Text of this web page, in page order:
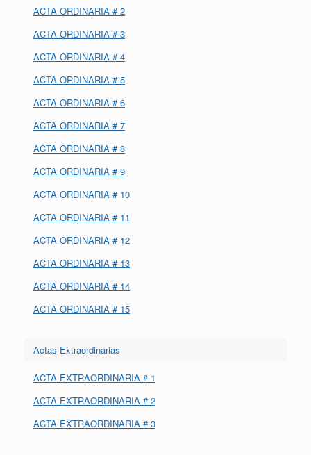
ACTA ORDINARIA # 2
ACTA ORDINARIA # 3
ACTA ORDINARIA # 4
ACTA ORDINARIA # 5
ACTA ORDINARIA # 6
ACTA ORDINARIA # 7
ACTA ORDINARIA # 8
ACTA ORDINARIA # 9
ACTA ORDINARIA # 10
ACTA ORDINARIA # 11
ACTA ORDINARIA # 12
ACTA ORDINARIA # 13
ACTA ORDINARIA # 14
ACTA ORDINARIA # 15
Actas Extraordinarias
ACTA EXTRAORDINARIA # 1
ACTA EXTRAORDINARIA # 2
ACTA EXTRAORDINARIA # 3